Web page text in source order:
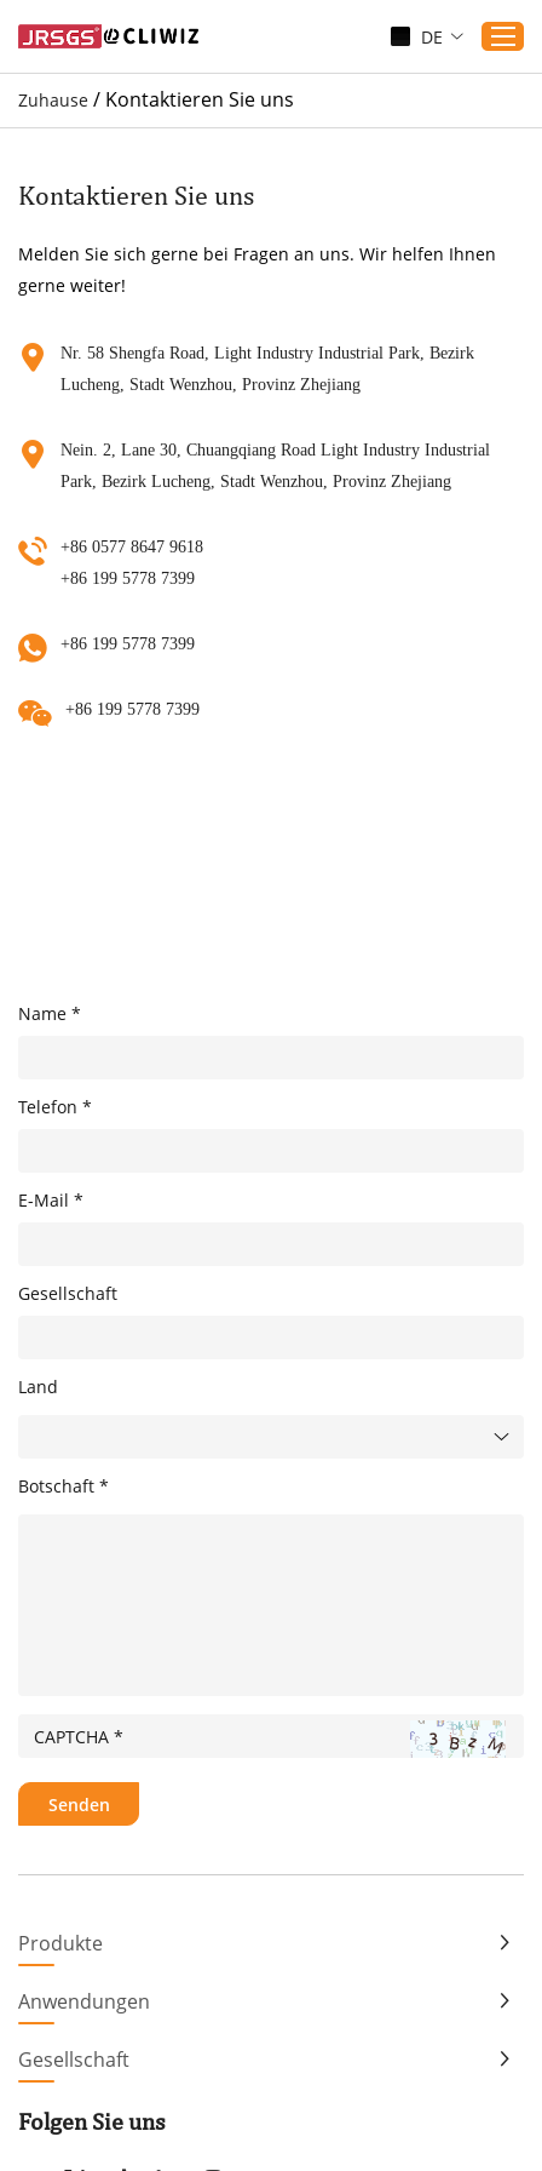
Produkte
Sicherung
Blogs
Über uns
DE
Zuhause / Kontaktieren Sie uns
Kontaktieren Sie uns
Melden Sie sich gerne bei Fragen an uns. Wir helfen Ihnen
gerne weiter!
Nr. 58 Shengfa Road, Light Industry Industrial Park, Bezirk
Lucheng, Stadt Wenzhou, Provinz Zhejiang
Nein. 2, Lane 30, Chuangqiang Road Light Industry Industrial
Park, Bezirk Lucheng, Stadt Wenzhou, Provinz Zhejiang
+86 0577 8647 9618
+86 199 5778 7399
+86 199 5778 7399
+86 199 5778 7399
Name *
Telefon *
E-Mail *
Gesellschaft
Land
Botschaft *
Folgen Sie uns
Produkte
Anwendungen
Gesellschaft